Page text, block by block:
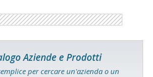
Aziende e Prodotti
per cercare un'azienda o un